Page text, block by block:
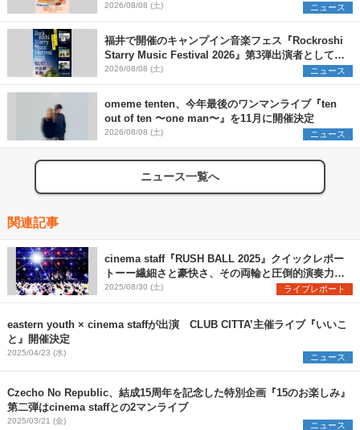
早割チケット発売開始
2026/08/08 (土) ニュース
福井で開催のキャンプイン音楽フェス『Rockroshi
Starry Music Festival 2026』第3弾出演者として
SCOOBIE DO、かりゆし58、Reiを発表
2026/08/08 (土) ニュース
omeme tenten、今年最後のワンマンライブ『ten
out of ten 〜one man〜』を11月に開催決定
2026/08/08 (土) ニュース
ニュース一覧へ
関連記事
cinema staff『RUSH BALL 2025』クイックレポー
トーー繊細さと豪快さ、その両輪と圧倒的演奏力で
魅せた堂々のステージ
2025/08/30 (土) ライブレポート
eastern youth × cinema staffが出演 CLUB CITTA’主催ライブ『いいこ
と』開催決定
2025/04/23 (水) ニュース
Czecho No Republic、結成15周年を記念した特別企画『15のお楽しみ』
第二弾はcinema staffとの2マンライブ
2025/03/21 (金) ニュース